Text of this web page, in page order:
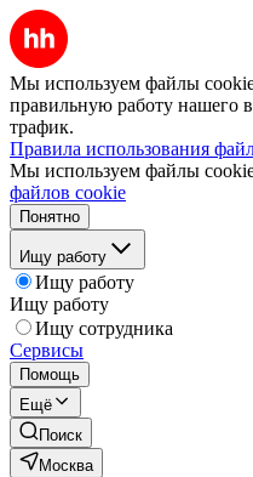
Мы используем файлы
правильную работу нашего
трафик.
Правила использования
Мы используем файлы
файлов cookie
Понятно
Ищу работу
Ищу работу
Ищу работу
Ищу сотрудника
Сервисы
Помощь
Ещё
Поиск
Москва